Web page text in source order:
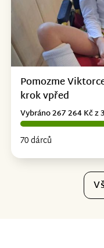
Pomozme
krok vpřed
70 dárců
Vybráno 267 264 Kč z